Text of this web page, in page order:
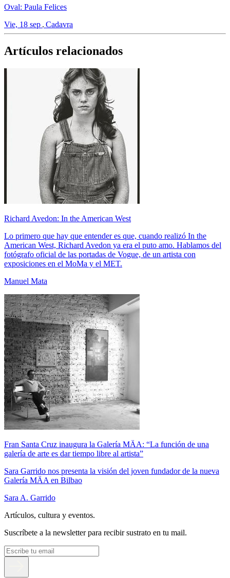
Oval: Paula Felices
Vie, 18 sep Cadavra
Artículos relacionados
Richard Avedon: In the American West
Lo primero que hay que entender es que, cuando realizó In the
American West, Richard Avedon ya era el puto amo. Hablamos del
fotógrafo oficial de las portadas de Vogue, de un artista con
exposiciones en el MoMa y el MET.
Manuel Mata
Fran Santa Cruz inaugura la Galería MÄA: “La función de una
galería de arte es dar tiempo libre al artista”
Sara Garrido nos presenta la visión del joven fundador de la nueva
Galería MÄA en Bilbao
Sara A. Garrido
Artículos, cultura y eventos.
Suscríbete a la newsletter para recibir sustrato en tu mail.